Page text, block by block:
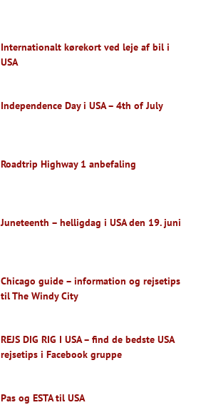
Internationalt kørekort ved leje af bil i
USA
Independence Day i USA – 4th of July
Roadtrip Highway 1 anbefaling
Juneteenth – helligdag i USA den 19. juni
Chicago guide – information og rejsetips
til The Windy City
REJS DIG RIG I USA – find de bedste USA
rejsetips i Facebook gruppe
Pas og ESTA til USA